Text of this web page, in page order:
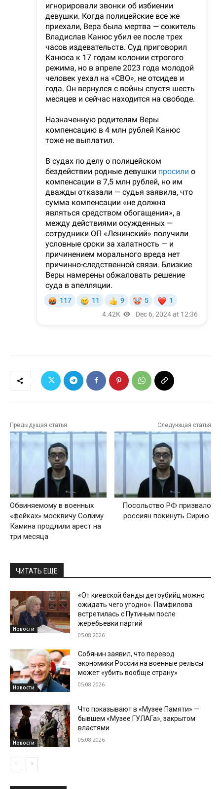
Предыдущая статья
Обвиняемому в военных
«фейках» москвичу Солиму
Камина продлили арест на
три месяца
Следующая статья
Посольство РФ призвало
россиян покинуть Сирию
ЧИТАТЬ ЕЩЕ
Новости
«От киевской банды детоубийц можно
ожидать чего угодно». Памфилова
встретилась с Путиным после
жеребьевки партий
05.08.2026
Новости
Собянин заявил, что перевод
экономики России на военные рельсы
может «убить вообще страну»
05.08.2026
Новости
Что показывают в «Музее Памяти» —
бывшем «Музее ГУЛАГа», закрытом
властями
05.08.2026